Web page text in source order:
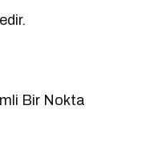
Bir Nokta